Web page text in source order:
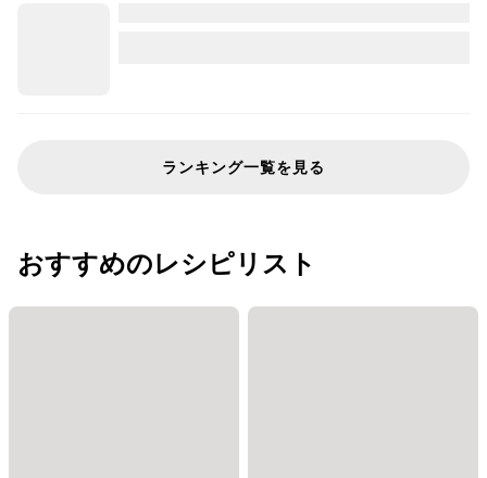
ランキング一覧を見る
おすすめのレシピリスト